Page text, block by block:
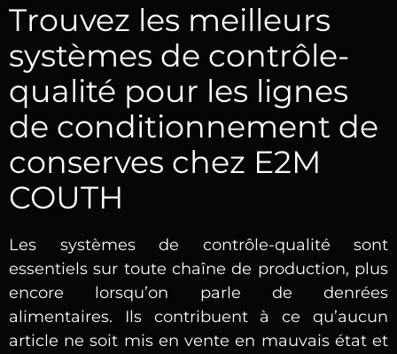
Trouvez les meilleurs
systèmes de contrôle-
qualité pour les lignes
de conditionnement de
conserves chez E2M
COUTH
Les systèmes de contrôle-qualité sont
essentiels sur toute chaîne de production, plus
encore lorsqu’on parle de denrées
alimentaires. Ils contribuent à ce qu’aucun
article ne soit mis en vente en mauvais état et